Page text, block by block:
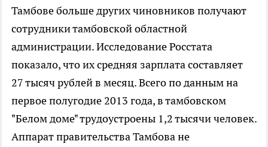
Тамбове больше других чиновников получают
сотрудники тамбовской областной
администрации. Исследование Росстата
показало, что их средняя зарплата составляет
27 тысяч рублей в месяц. Всего по данным на
первое полугодие 2013 года, в тамбовском
"Белом доме" трудоустроены 1,2 тысячи человек.
Аппарат правительства Тамбова не